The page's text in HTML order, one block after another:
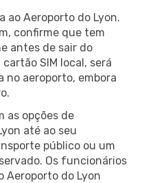
ao Aeroporto do Lyon.
confirme que tem
antes de sair do
SIM local, será
aeroporto, embora
as opções de
até ao seu
público ou um
Os funcionários
Aeroporto do Lyon